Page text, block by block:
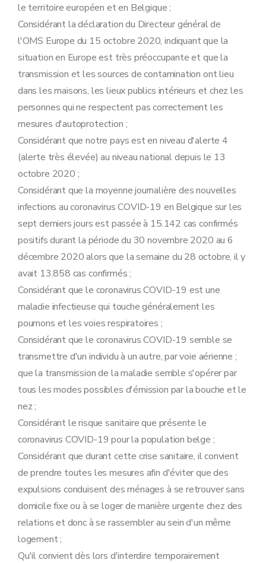
le territoire européen et en Belgique ;
Considérant la déclaration du Directeur général de
l'OMS Europe du 15 octobre 2020, indiquant que la
situation en Europe est très préoccupante et que la
transmission et les sources de contamination ont lieu
dans les maisons, les lieux publics intérieurs et chez les
personnes qui ne respectent pas correctement les
mesures d'autoprotection ;
Considérant que notre pays est en niveau d'alerte 4
(alerte très élevée) au niveau national depuis le 13
octobre 2020 ;
Considérant que la moyenne journalière des nouvelles
infections au coronavirus COVID-19 en Belgique sur les
sept derniers jours est passée à 15.142 cas confirmés
positifs durant la période du 30 novembre 2020 au 6
décembre 2020 alors que la semaine du 28 octobre, il y
avait 13.858 cas confirmés ;
Considérant que le coronavirus COVID-19 est une
maladie infectieuse qui touche généralement les
poumons et les voies respiratoires ;
Considérant que le coronavirus COVID-19 semble se
transmettre d'un individu à un autre, par voie aérienne ;
que la transmission de la maladie semble s'opérer par
tous les modes possibles d'émission par la bouche et le
nez ;
Considérant le risque sanitaire que présente le
coronavirus COVID-19 pour la population belge ;
Considérant que durant cette crise sanitaire, il convient
de prendre toutes les mesures afin d'éviter que des
expulsions conduisent des ménages à se retrouver sans
domicile fixe ou à se loger de manière urgente chez des
relations et donc à se rassembler au sein d'un même
logement ;
Qu'il convient dès lors d'interdire temporairement